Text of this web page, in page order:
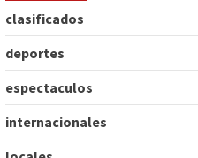
clasificados
deportes
espectaculos
internacionales